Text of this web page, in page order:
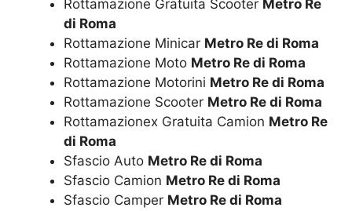
Rottamazione Gratuita Scooter Metro Re
di Roma
Rottamazione Minicar Metro Re di Roma
Rottamazione Moto Metro Re di Roma
Rottamazione Motorini Metro Re di Roma
Rottamazione Scooter Metro Re di Roma
Rottamazionex Gratuita Camion Metro Re
di Roma
Sfascio Auto Metro Re di Roma
Sfascio Camion Metro Re di Roma
Sfascio Camper Metro Re di Roma